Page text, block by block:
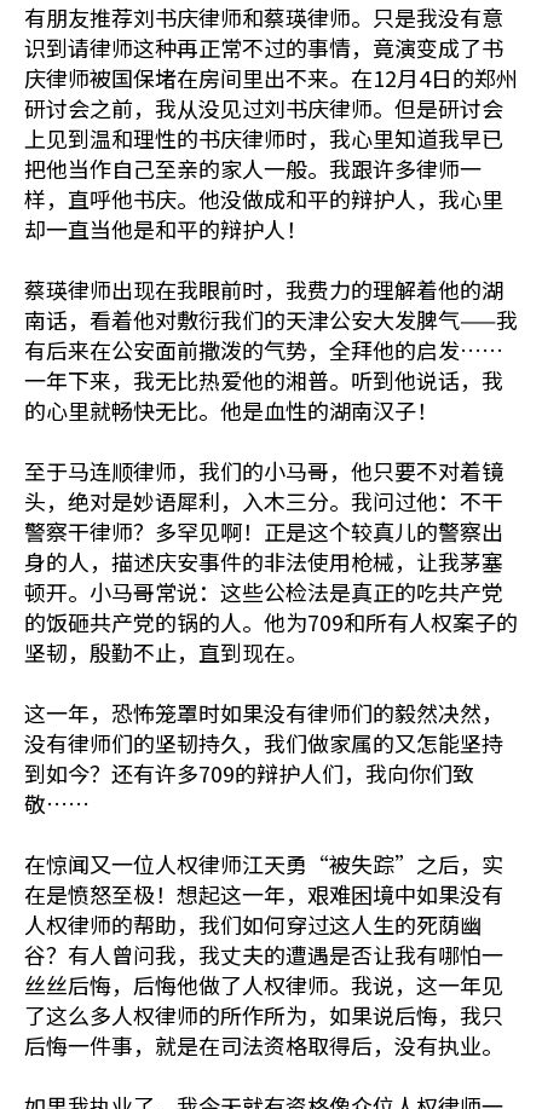
有朋友推荐刘书庆律师和蔡瑛律师。只是我没有意
识到请律师这种再正常不过的事情，竟演变成了书
庆律师被国保堵在房间里出不来。在12月4日的郑州
研讨会之前，我从没见过刘书庆律师。但是研讨会
上见到温和理性的书庆律师时，我心里知道我早已
把他当作自己至亲的家人一般。我跟许多律师一
样，直呼他书庆。他没做成和平的辩护人，我心里
却一直当他是和平的辩护人！
蔡瑛律师出现在我眼前时，我费力的理解着他的湖
南话，看着他对敷衍我们的天津公安大发脾气——我
有后来在公安面前撒泼的气势，全拜他的启发……
一年下来，我无比热爱他的湘普。听到他说话，我
的心里就畅快无比。他是血性的湖南汉子！
至于马连顺律师，我们的小马哥，他只要不对着镜
头，绝对是妙语犀利，入木三分。我问过他：不干
警察干律师？多罕见啊！正是这个较真儿的警察出
身的人，描述庆安事件的非法使用枪械，让我茅塞
顿开。小马哥常说：这些公检法是真正的吃共产党
的饭砸共产党的锅的人。他为709和所有人权案子的
坚韧，殷勤不止，直到现在。
这一年，恐怖笼罩时如果没有律师们的毅然决然，
没有律师们的坚韧持久，我们做家属的又怎能坚持
到如今？还有许多709的辩护人们，我向你们致
敬……
在惊闻又一位人权律师江天勇“被失踪”之后，实
在是愤怒至极！想起这一年，艰难困境中如果没有
人权律师的帮助，我们如何穿过这人生的死荫幽
谷？有人曾问我，我丈夫的遭遇是否让我有哪怕一
丝丝后悔，后悔他做了人权律师。我说，这一年见
了这么多人权律师的所作所为，如果说后悔，我只
后悔一件事，就是在司法资格取得后，没有执业。